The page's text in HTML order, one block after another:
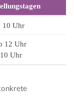
10 Uhr
12 Uhr
Uhr